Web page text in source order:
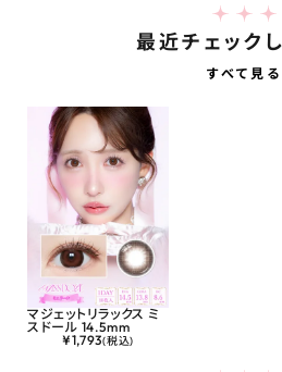
最近チェック
すべて見る
マジェットリラックス ミ
スドール 14.5mm
¥1,793(税込)